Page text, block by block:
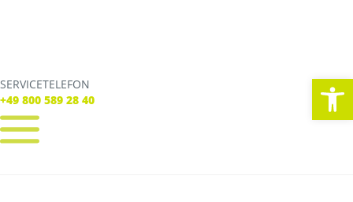
SERVICETELEFON
+49 800 589 28 40
SERVICE TELEFON
+49 800 589 28 40